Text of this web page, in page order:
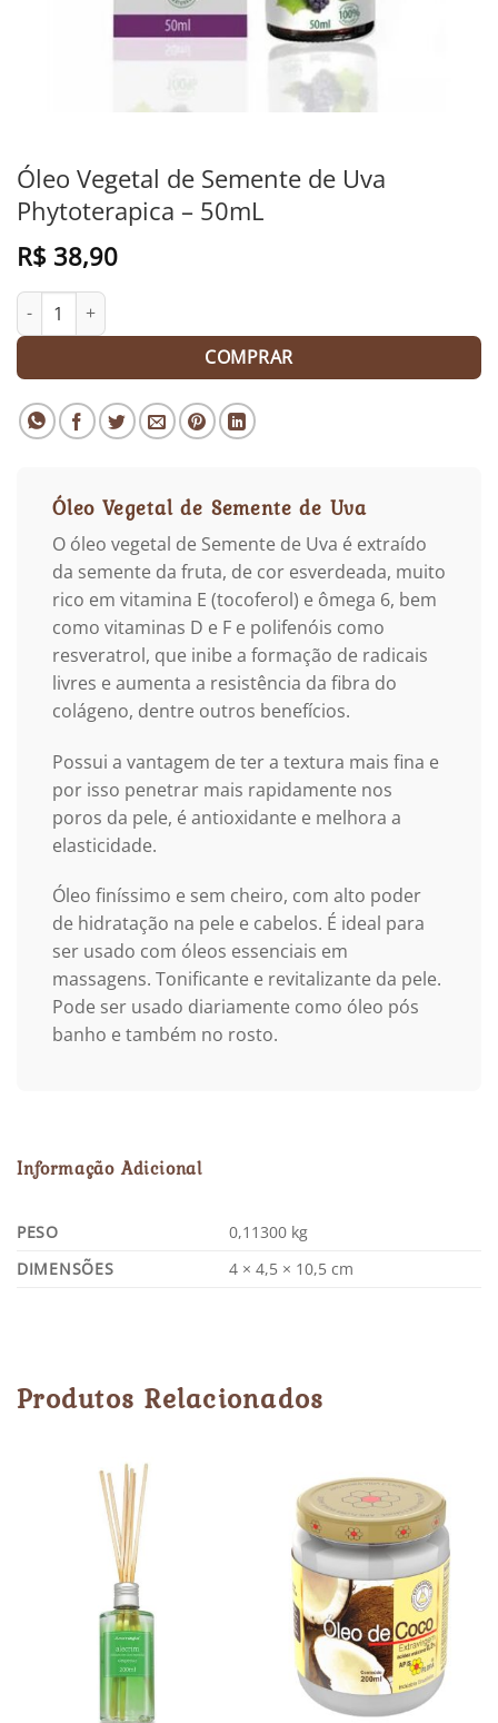
Óleo Vegetal de Semente de Uva
Phytoterapica – 50mL
R$ 38,90
Óleo Vegetal de Semente de Uva Phytoterapica - 50mL
COMPRAR
Óleo Vegetal de Semente de Uva
O óleo vegetal de Semente de Uva é extraído
da semente da fruta, de cor esverdeada, muito
rico em vitamina E (tocoferol) e ômega 6, bem
como vitaminas D e F e polifenóis como
resveratrol, que inibe a formação de radicais
livres e aumenta a resistência da fibra do
colágeno, dentre outros benefícios.
Possui a vantagem de ter a textura mais fina e
por isso penetrar mais rapidamente nos
poros da pele, é antioxidante e melhora a
elasticidade.
Óleo finíssimo e sem cheiro, com alto poder
de hidratação na pele e cabelos. É ideal para
ser usado com óleos essenciais em
massagens. Tonificante e revitalizante da pele.
Pode ser usado diariamente como óleo pós
banho e também no rosto.
Informação Adicional
PESO
0,11300 kg
DIMENSÕES
4 × 4,5 × 10,5 cm
Produtos Relacionados